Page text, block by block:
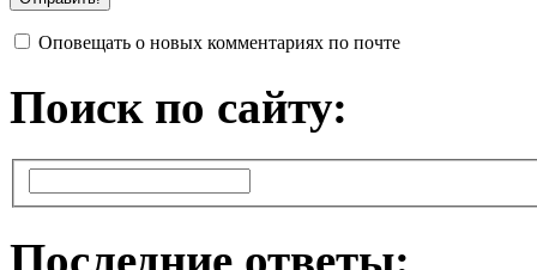
Оповещать о новых комментариях по почте
Поиск по сайту:
Последние ответы: